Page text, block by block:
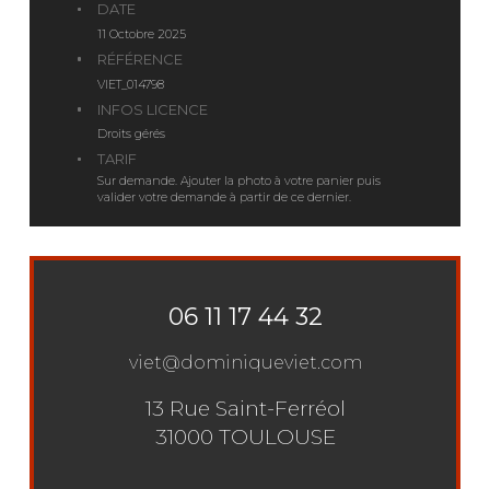
DATE
11 Octobre 2025
RÉFÉRENCE
VIET_014798
INFOS LICENCE
Droits gérés
TARIF
Sur demande. Ajouter la photo à votre panier puis
valider votre demande à partir de ce dernier.
06 11 17 44 32
viet@dominiqueviet.com
13 Rue Saint-Ferréol
31000 TOULOUSE